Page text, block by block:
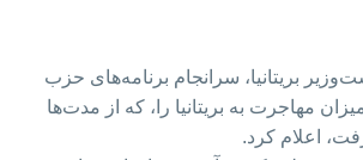
بریتانیا، سرانجام برنامه‌های حزب
مهاجرت به بریتانیا را، که از مدت‌ها
اعلام کرد.